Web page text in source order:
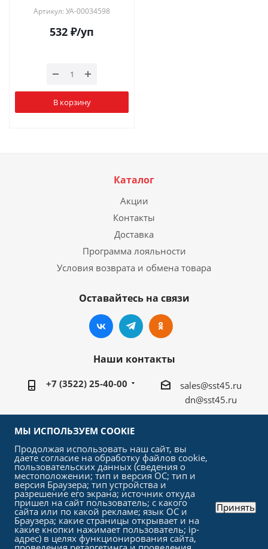
Артикул: УА-00034598
532 ₽/уп
В корзину
Каталог
Акции
Контакты
Доставка
Программа лояльности
Условия возврата и обмена товара
Оставайтесь на связи
Наши контакты
+7 (3522) 25-40-00
sales@sst45.ru
dn@sst45.ru
640027, Россия, г.Курган, ул.Омская 76а
2026 © «СтройСельхозТорг»
МЫ ИСПОЛЬЗУЕМ COOKIE
Продолжая использовать наш сайт, вы
даете согласие на обработку файлов cookie,
пользовательских данных (сведения о
местоположении; тип и версия ОС; тип и
версия Браузера; тип устройства и
разрешение его экрана; источник откуда
пришел на сайт пользователь; с какого
сайта или по какой рекламе; язык ОС и
Браузера; какие страницы открывает и на
какие кнопки нажимает пользователь; ip-
адрес) в целях функционирования сайта,
Принять